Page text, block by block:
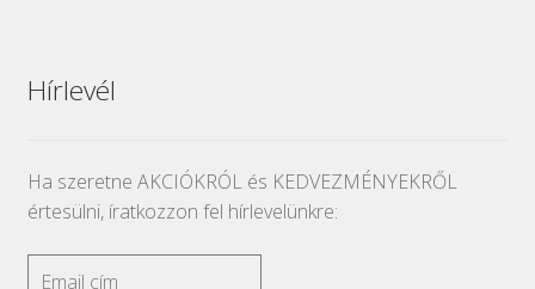
Hírlevél
Ha szeretne AKCIÓKRÓL és KEDVEZMÉNYEKRŐL
értesülni, íratkozzon fel hírlevelünkre: